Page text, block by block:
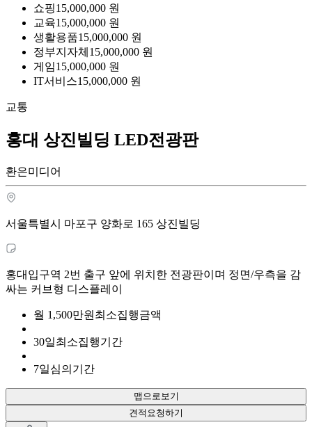
쇼핑15,000,000 원
교육15,000,000 원
생활용품15,000,000 원
정부지자체 15,000,000 원
게임15,000,000 원
IT서비스15,000,000 원
교통
홍대 상진빌딩 LED전광판
환은미디어
서울특별시 마포구 양화로 165 상진빌딩
홍대입구역 2번 출구 앞에 위치한 전광판이며 정면/우측을 감
싸는 커브형 디스플레이
월 1,500만원 최소집행금액
30일최소집행기간
7일심의기간
맵으로보기
견적요청하기